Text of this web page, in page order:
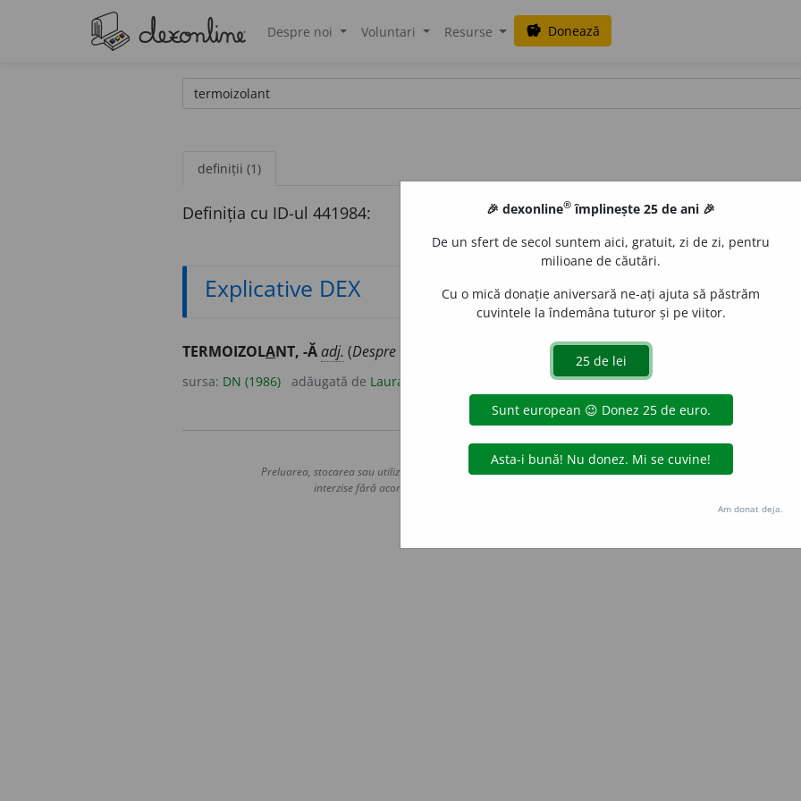
Despre noi Voluntari Resurse savings Donează
definiții (1)
Definiția cu ID-ul 441984:
Explicative DEX
TERMOIZOLANT, -Ăadj. (Despre un material ) Izolant împotriva căldurii; termoizolator. [
sursa: DN (1986) adăugată de LauraGellner
Copyright © 2004-2026 dexonline (https://dexonline.ro)
Preluarea, stocarea sau utilizarea datelor de pe acest site, inclusiv prin orice metode de extragere automată
interzise fără acordul nostru prealabil scris, cu excepția seturilor de date oferite oficial spre utilizare
Hosterion
🎉 dexonline® împlinește 25 de ani 🎉
De un sfert de secol suntem aici, gratuit, zi de zi, pentru
milioane de căutări.
Cu o mică donație aniversară ne-ați ajuta să păstrăm
cuvintele la îndemâna tuturor și pe viitor.
Am donat deja.